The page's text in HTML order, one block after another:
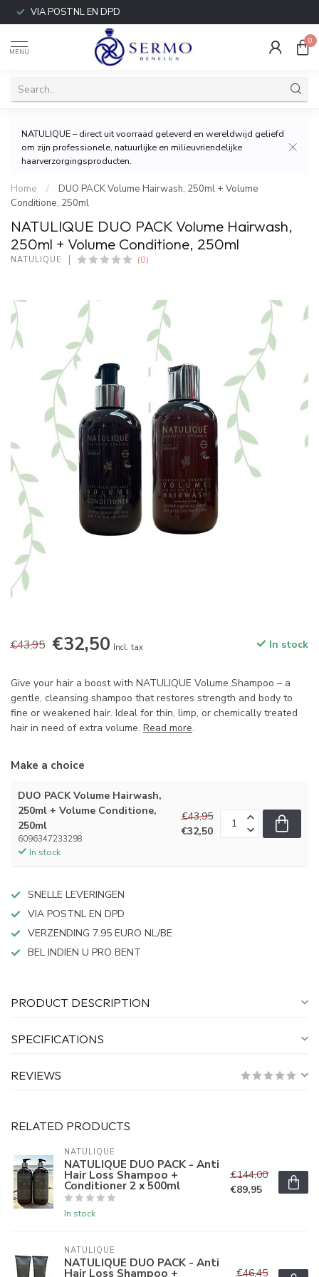
VIA POSTNL EN DPD
MENU
0
NATULIQUE – direct uit voorraad geleverd en wereldwijd geliefd
om zijn professionele, natuurlijke en milieuvriendelijke
haarverzorgingsproducten.
Home /
DUO PACK Volume Hairwash, 250ml + Volume
Conditione, 250ml
NATULIQUE DUO PACK Volume Hairwash,
250ml + Volume Conditione, 250ml
NATULIQUE (0)
€43,95 €32,50 Incl. tax In stock
Give your hair a boost with NATULIQUE Volume Shampoo – a
gentle, cleansing shampoo that restores strength and body to
fine or weakened hair. Ideal for thin, limp, or chemically treated
hair in need of extra volume. Read more.
Make a choice
DUO PACK Volume Hairwash,
250ml + Volume Conditione,
250ml
6096347233298
In stock
€43,95
€32,50
SNELLE LEVERINGEN
VIA POSTNL EN DPD
VERZENDING 7.95 EURO NL/BE
BEL INDIEN U PRO BENT
PRODUCT DESCRIPTION
SPECIFICATIONS
REVIEWS
RELATED PRODUCTS
NATULIQUE
NATULIQUE DUO PACK - Anti
Hair Loss Shampoo +
Conditioner 2 x 500ml
In stock
€144,00
€89,95
NATULIQUE
NATULIQUE DUO PACK - Anti
Hair Loss Shampoo + €46,45